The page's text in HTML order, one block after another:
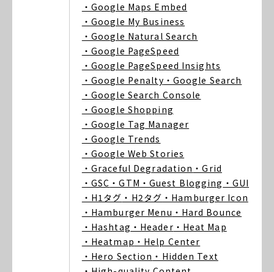
・Google Maps Embed
・Google My Business
・Google Natural Search
・Google PageSpeed
・Google PageSpeed Insights
・Google Penalty ・Google Search
・Google Search Console
・Google Shopping
・Google Tag Manager
・Google Trends
・Google Web Stories
・Graceful Degradation ・Grid
・GSC ・GTM ・Guest Blogging ・GUI
・H1タグ ・H2タグ ・Hamburger Icon
・Hamburger Menu ・Hard Bounce
・Hashtag ・Header ・Heat Map
・Heatmap ・Help Center
・Hero Section ・Hidden Text